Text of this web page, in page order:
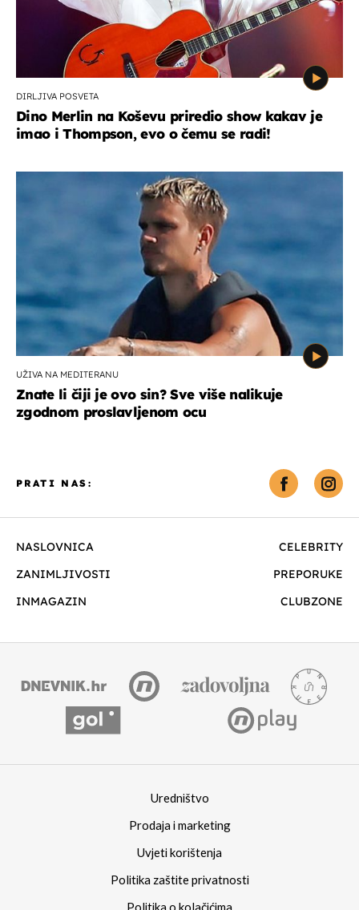
DIRLJIVA POSVETA
Dino Merlin na Koševu priredio show kakav je
imao i Thompson, evo o čemu se radi!
UŽIVA NA MEDITERANU
Znate li čiji je ovo sin? Sve više nalikuje
zgodnom proslavljenom ocu
NASLOVNICA
CELEBRITY
ZANIMLJIVOSTI
PREPORUKE
INMAGAZIN
CLUBZONE
PRATI NAS:
Uredništvo
Prodaja i marketing
Uvjeti korištenja
Politika zaštite privatnosti